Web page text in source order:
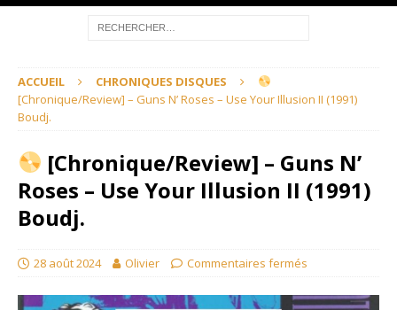
ACCUEIL
CHRONIQUES DISQUES
[Chronique/Review] – Guns N’ Roses – Use Your Illusion II (1991)
Boudj.
[Chronique/Review] – Guns N’
Roses – Use Your Illusion II (1991)
Boudj.
28 août 2024 Olivier Commentaires fermés